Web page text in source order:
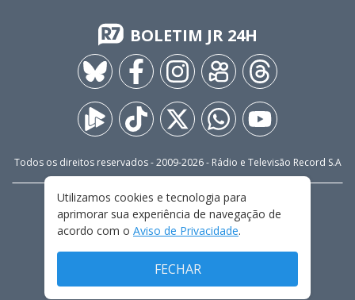
BOLETIM JR 24H
Todos os direitos reservados - 2009-2026- Rádio e Televisão Record S.A
FALE CONOSCO
PRIVACIDADE
TERMOS E CONDIÇÕES DE USO
Utilizamos cookies e tecnologia para
aprimorar sua experiência de navegação de
acordo com o Aviso de Privacidade.
FECHAR